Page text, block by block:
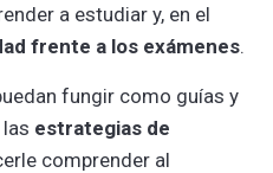
a estudiar y, en el
frente a los exámenes.
fungir como guías y
estrategias de
comprender al